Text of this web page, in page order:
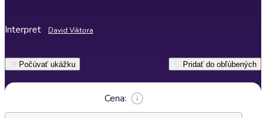
Interpret David Viktora
Počúvať ukážku Pridať do obľúbených
Cena: